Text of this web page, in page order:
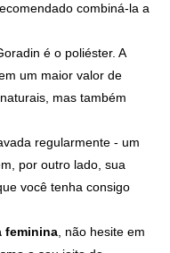
combiná-la a
é o poliéster. A
um maior valor de
mas também
regularmente - um
por outro lado, sua
você tenha consigo
feminina, não hesite em